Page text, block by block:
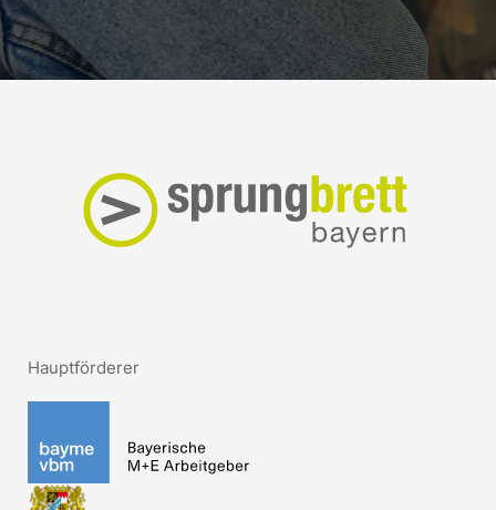
Hauptförderer